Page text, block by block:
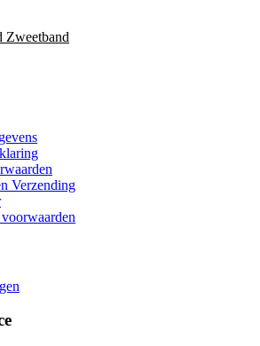
Zweetband
Verzending